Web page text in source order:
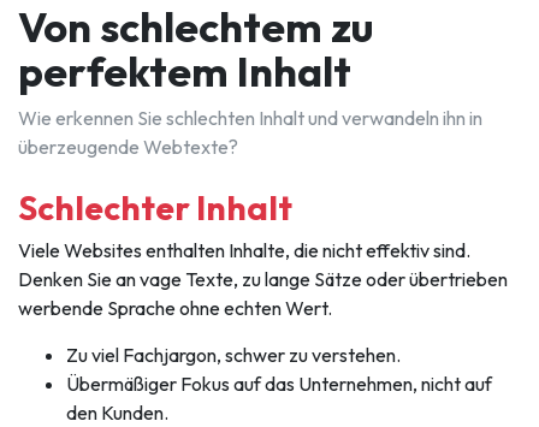
Von schlechtem zu
perfektem Inhalt
Wie erkennen Sie schlechten Inhalt und verwandeln ihn in
überzeugende Webtexte?
Schlechter Inhalt
Viele Websites enthalten Inhalte, die nicht effektiv sind.
Denken Sie an vage Texte, zu lange Sätze oder übertrieben
werbende Sprache ohne echten Wert.
Zu viel Fachjargon, schwer zu verstehen.
Übermäßiger Fokus auf das Unternehmen, nicht auf
den Kunden.